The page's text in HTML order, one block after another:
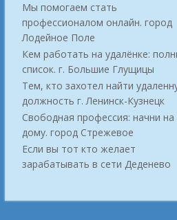
Мы помогаем стать
профессионалом онлайн. город
Лодейное Поле
Кем работать на удалёнке:
список. г. Большие Глущицы
Тем, кто захотел найти
должность г. Ленинск-Кузнецк
Свободная профессия: начни на
дому. город Стрежевое
Если вы тот кто желает
зарабатывать в сети Деденево